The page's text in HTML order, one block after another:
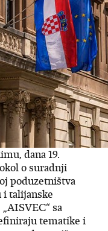
dana 19.
o suradnji
poduzetništva
i talijanske
sa
tematike i